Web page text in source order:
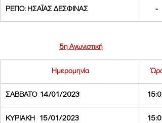
ΡΕΠΟ: ΗΣΑΪΑΣ ΔΕΣΦΙΝΑΣ -
5η Αγωνιστική
Ημερομηνία Ώρα
ΣΑΒΒΑΤΟ  14/01/2023 15:00
ΚΥΡΙΑΚΗ   15/01/2023 15:00